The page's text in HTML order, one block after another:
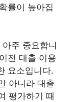
률이 높아집
주 중요합니
전 대출 이용
요소입니다.
아니라 대출
평가하기 때